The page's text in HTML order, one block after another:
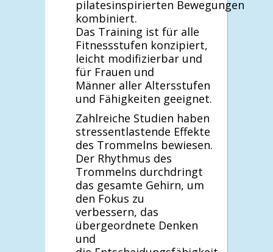
pilatesinspirierten Bewegungen
kombiniert.
Das Training ist für alle
Fitnessstufen konzipiert,
leicht modifizierbar und
für Frauen und
Männer aller Altersstufen
und Fähigkeiten geeignet.
Zahlreiche Studien haben
stressentlastende Effekte
des Trommelns bewiesen.
Der Rhythmus des
Trommelns durchdringt
das gesamte Gehirn, um
den Fokus zu
verbessern, das
übergeordnete Denken
und